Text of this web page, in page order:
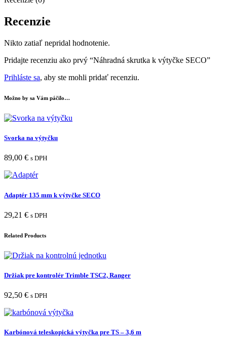
Recenzie
Nikto zatiaľ nepridal hodnotenie.
Pridajte recenziu ako prvý “Náhradná skrutka k výtyčke SECO”
Prihláste sa, aby ste mohli pridať recenziu.
Možno by sa Vám páčilo…
Svorka na výtyčku
89,00 € s DPH
Adaptér 135 mm k výtyčke SECO
29,21 € s DPH
Related Products
Držiak pre kontrolér Trimble TSC2, Ranger
92,50 € s DPH
Karbónová teleskopická výtyčka pre TS – 3,6 m